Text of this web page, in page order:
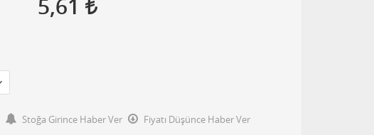
5,61
Stoğa Girince Haber Ver
Fiyatı Düşünce Haber Ver